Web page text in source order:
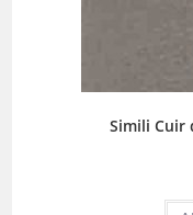
Simili Cuir